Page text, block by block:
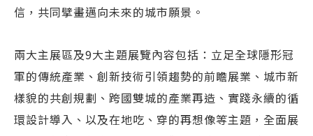
信，共同擘畫邁向未來的城市願景。
兩大主展區及9大主題展覽內容包括：立足全球隱形冠
軍的傳統產業、創新技術引領趨勢的前瞻展業、城市新
樣貌的共創規劃、跨國雙城的產業再造、實踐永續的循
環設計導入、以及在地吃、穿的再想像等主題，全面展